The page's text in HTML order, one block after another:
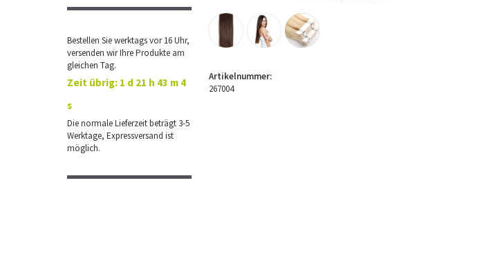
Bestellen Sie werktags vor 16 Uhr,
versenden wir Ihre Produkte am
gleichen Tag.
Zeit übrig: 1 d 21 h 43 m 3
s
Die normale Lieferzeit beträgt 3-5
Werktage, Expressversand ist
möglich.
Artikelnummer:
267004